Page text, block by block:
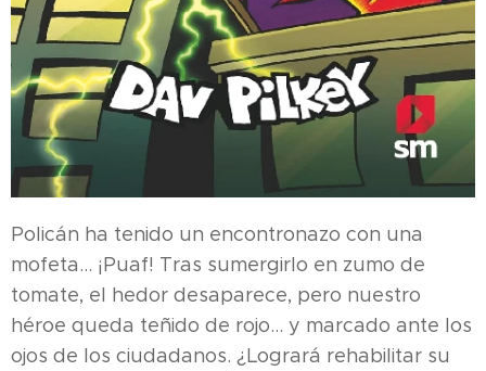
Policán ha tenido un encontronazo con una
mofeta... ¡Puaf! Tras sumergirlo en zumo de
tomate, el hedor desaparece, pero nuestro
héroe queda teñido de rojo... y marcado ante los
ojos de los ciudadanos. ¿Logrará rehabilitar su